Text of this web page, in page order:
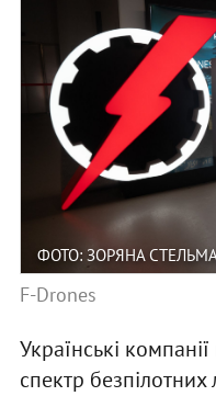
ФОТО: ЗОРЯНА
F-Drones
Українські
спектр безпілотних